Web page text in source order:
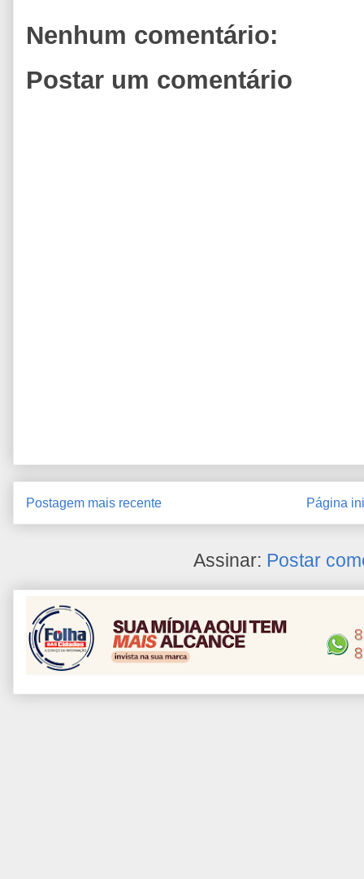
Nenhum comentário:
Postar um comentário
Postagem mais recente Página
Assinar: Postar